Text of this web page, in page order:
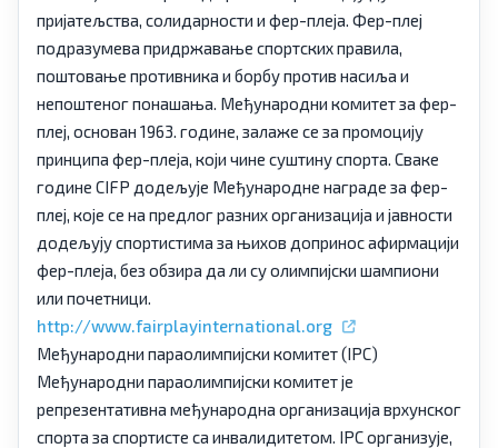
пријатељства, солидарности и фер-плеја. Фер-плеј
подразумева придржавање спортских правила,
поштовање противника и борбу против насиља и
непоштеног понашања. Међународни комитет за фер-
плеј, основан 1963. године, залаже се за промоцију
принципа фер-плеја, који чине суштину спорта. Сваке
године CIFP додељује Међународне награде за фер-
плеј, које се на предлог разних организација и јавности
додељују спортистима за њихов допринос афирмацији
фер-плеја, без обзира да ли су олимпијски шампиони
или почетници.
http://www.fairplayinternational.org
Међународни параолимпијски комитет (IPC)
Међународни параолимпијски комитет је
репрезентативна међународна организација врхунског
спорта за спортисте са инвалидитетом. IPC организује,